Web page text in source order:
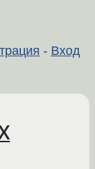
- Вход